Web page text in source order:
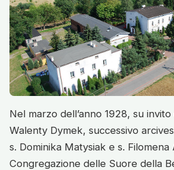
Nel marzo dell’anno 1928, su
Walenty Dymek, successivo
s. Dominika Matysiak e s.
Congregazione delle Suore della